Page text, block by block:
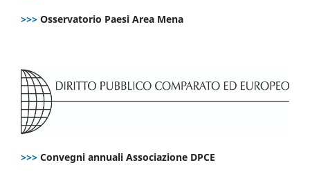
>>> Osservatorio Paesi Area Mena
>>> Convegni annuali Associazione DPCE